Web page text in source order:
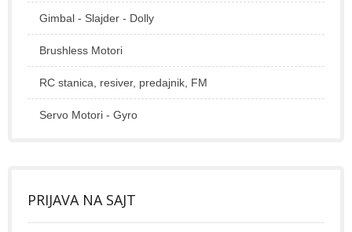
Gimbal - Slajder - Dolly
Brushless Motori
RC stanica, resiver, predajnik, FM
Servo Motori - Gyro
PRIJAVA NA SAJT